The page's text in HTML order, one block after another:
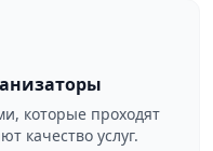
которые проходят
качество услуг.